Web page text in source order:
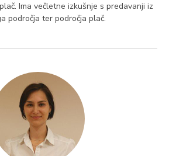
Ima večletne izkušnje s predavanji iz
področja ter področja plač.